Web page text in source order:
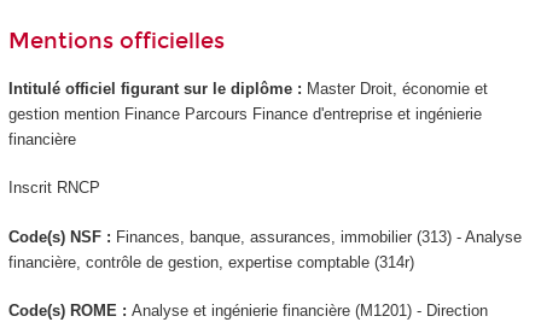
Mentions officielles
Intitulé officiel figurant sur le diplôme : Master Droit, économie et
gestion mention Finance Parcours Finance d'entreprise et ingénierie
financière
Inscrit RNCP
Code(s) NSF : Finances, banque, assurances, immobilier (313) - Analyse
financière, contrôle de gestion, expertise comptable (314r)
Code(s) ROME : Analyse et ingénierie financière (M1201) - Direction